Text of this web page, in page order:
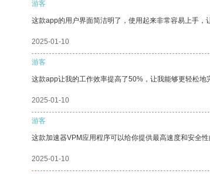
游客
这款app的用户界面简洁明了，使用起来非常容易上手，
2025-01-10
游客
这款app让我的工作效率提高了50%，让我能够更轻松地
2025-01-10
游客
这款加速器VPM应用程序可以给你提供最高速度和安全
2025-01-10